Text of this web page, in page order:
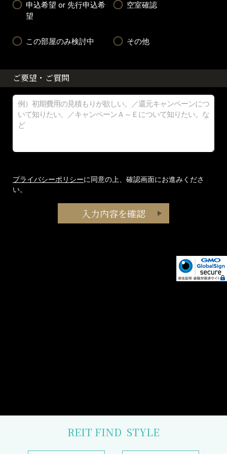
申込希望 or 先行申込希
望
空室確認
この部屋のみ検討中 その他
ご要望・ご質問
プライバシーポリシーに同意の上、確認画面にお進みくださ
い。
REIT FIND STYLE